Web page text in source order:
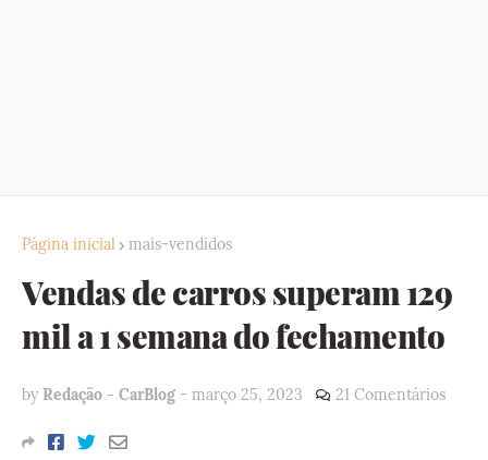
Página inicial mais-vendidos
Vendas de carros superam 129
mil a 1 semana do fechamento
by Redação - CarBlog - março 25, 2023 21 Comentários